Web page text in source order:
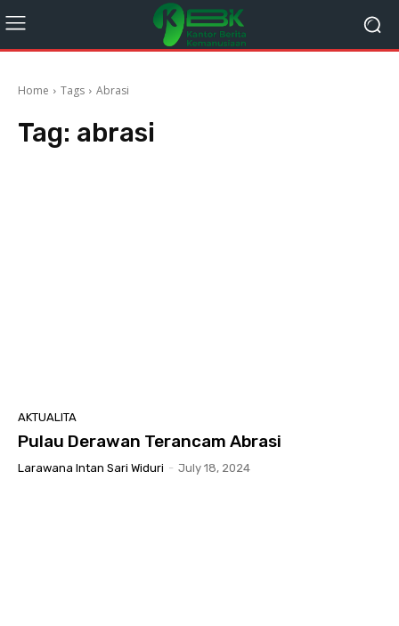
Home Tags Abrasi
Tag: abrasi
AKTUALITA
Pulau Derawan Terancam Abrasi
Larawana Intan Sari Widuri - July 18, 2024